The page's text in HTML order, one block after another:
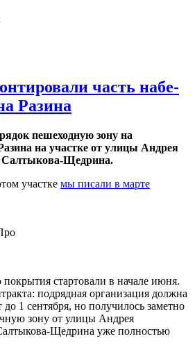
часть на­бе­
Ра­зи­на
пешеходную зону на
на участке от улицы Андрея
Салтыкова-Щедрина.
участке мы писали в марте
стартовали в начале июня.
подрядная организация должна
1 сентября, но получилось заметно
зону от улицы Андрея
Щедрина уже полностью